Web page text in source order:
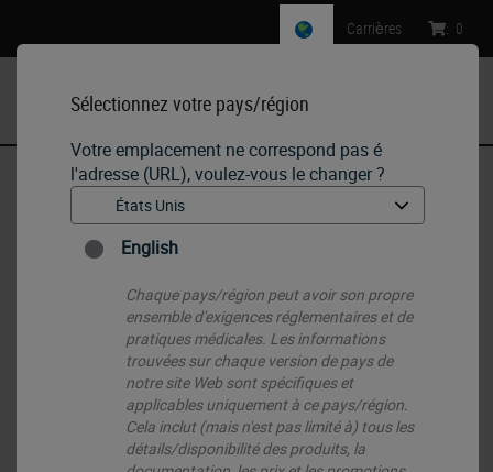
Sélectionnez votre pays/région
Votre emplacement ne correspond pas é
l'adresse (URL), voulez-vous le changer ?
English
Chaque pays/région peut avoir son propre
ensemble d'exigences réglementaires et de
pratiques médicales. Les informations
trouvées sur chaque version de pays de
notre site Web sont spécifiques et
applicables uniquement à ce pays/région.
Cela inclut (mais n'est pas limité à) tous les
détails/disponibilité des produits, la
Carrières : 0
Histology Consumables
Colorations routinières H&E et spéciales •
Colorants secondaires/contre-colorants Éosine